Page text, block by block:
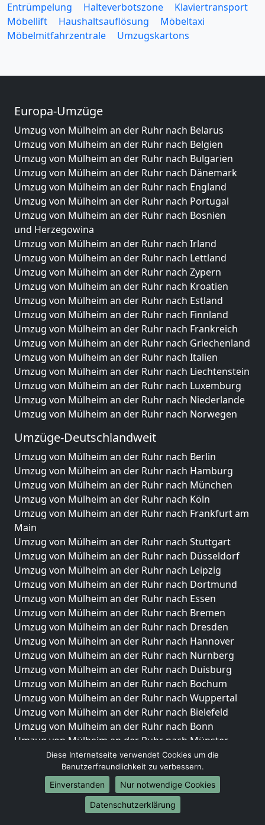
Entrümpelung
Halteverbotszone
Klaviertransport
Möbellift
Haushaltsauflösung
Möbeltaxi
Möbelmitfahrzentrale
Umzugskartons
Europa-Umzüge
Umzug von Mülheim an der Ruhr nach Belarus
Umzug von Mülheim an der Ruhr nach Belgien
Umzug von Mülheim an der Ruhr nach Bulgarien
Umzug von Mülheim an der Ruhr nach Dänemark
Umzug von Mülheim an der Ruhr nach England
Umzug von Mülheim an der Ruhr nach Portugal
Umzug von Mülheim an der Ruhr nach Bosnien
und Herzegowina
Umzug von Mülheim an der Ruhr nach Irland
Umzug von Mülheim an der Ruhr nach Lettland
Umzug von Mülheim an der Ruhr nach Zypern
Umzug von Mülheim an der Ruhr nach Kroatien
Umzug von Mülheim an der Ruhr nach Estland
Umzug von Mülheim an der Ruhr nach Finnland
Umzug von Mülheim an der Ruhr nach Frankreich
Umzug von Mülheim an der Ruhr nach Griechenland
Umzug von Mülheim an der Ruhr nach Italien
Umzug von Mülheim an der Ruhr nach Liechtenstein
Umzug von Mülheim an der Ruhr nach Luxemburg
Umzug von Mülheim an der Ruhr nach Niederlande
Umzug von Mülheim an der Ruhr nach Norwegen
Umzüge-Deutschlandweit
Umzug von Mülheim an der Ruhr nach Berlin
Umzug von Mülheim an der Ruhr nach Hamburg
Umzug von Mülheim an der Ruhr nach München
Umzug von Mülheim an der Ruhr nach Köln
Umzug von Mülheim an der Ruhr nach Frankfurt am
Main
Umzug von Mülheim an der Ruhr nach Stuttgart
Umzug von Mülheim an der Ruhr nach Düsseldorf
Umzug von Mülheim an der Ruhr nach Leipzig
Umzug von Mülheim an der Ruhr nach Dortmund
Umzug von Mülheim an der Ruhr nach Essen
Umzug von Mülheim an der Ruhr nach Bremen
Umzug von Mülheim an der Ruhr nach Dresden
Umzug von Mülheim an der Ruhr nach Hannover
Umzug von Mülheim an der Ruhr nach Nürnberg
Umzug von Mülheim an der Ruhr nach Duisburg
Umzug von Mülheim an der Ruhr nach Bochum
Umzug von Mülheim an der Ruhr nach Wuppertal
Umzug von Mülheim an der Ruhr nach Bielefeld
Umzug von Mülheim an der Ruhr nach Bonn
Umzug von Mülheim an der Ruhr nach Münster
Internationale-Umzüge
Umzug von Mülheim an der Ruhr nach Brasilien
Umzug von Mülheim an der Ruhr nach Brunei
Diese Internetseite verwendet Cookies um die
Benutzerfreundlichkeit zu verbessern.
Einverstanden
Nur notwendige Cookies
Datenschutzerklärung